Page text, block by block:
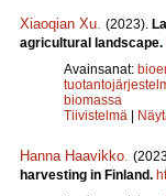
Xiaoqian Xu (2023).
agricultural landscape.
Avainsanat:
biomassa
Tiivistelmä |
Hanna Haavikko
harvesting in Finland.